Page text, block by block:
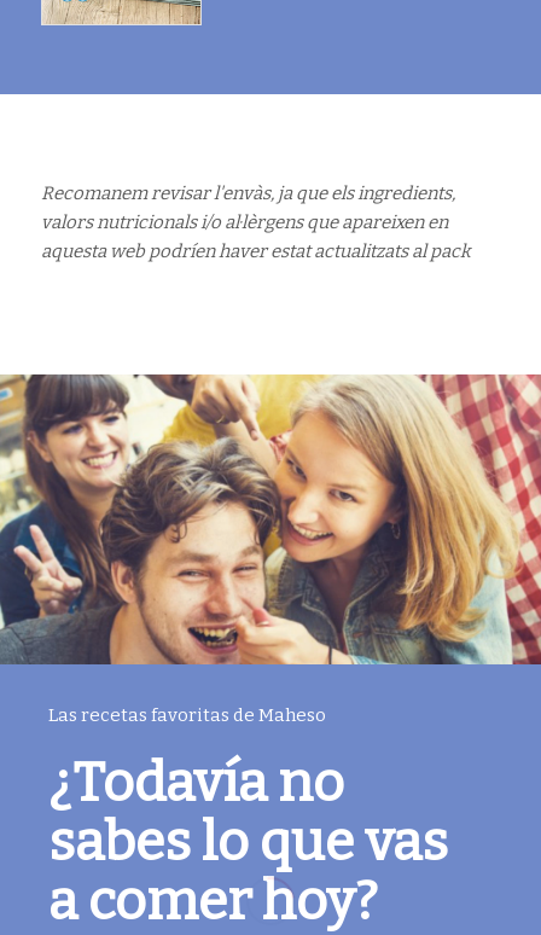
Recomanem revisar l'envàs, ja que els ingredients,
valors nutricionals i/o al·lèrgens que apareixen en
aquesta web podríen haver estat actualitzats al pack
Las recetas favoritas de Maheso
¿Todavía no
sabes lo que vas
a comer hoy?